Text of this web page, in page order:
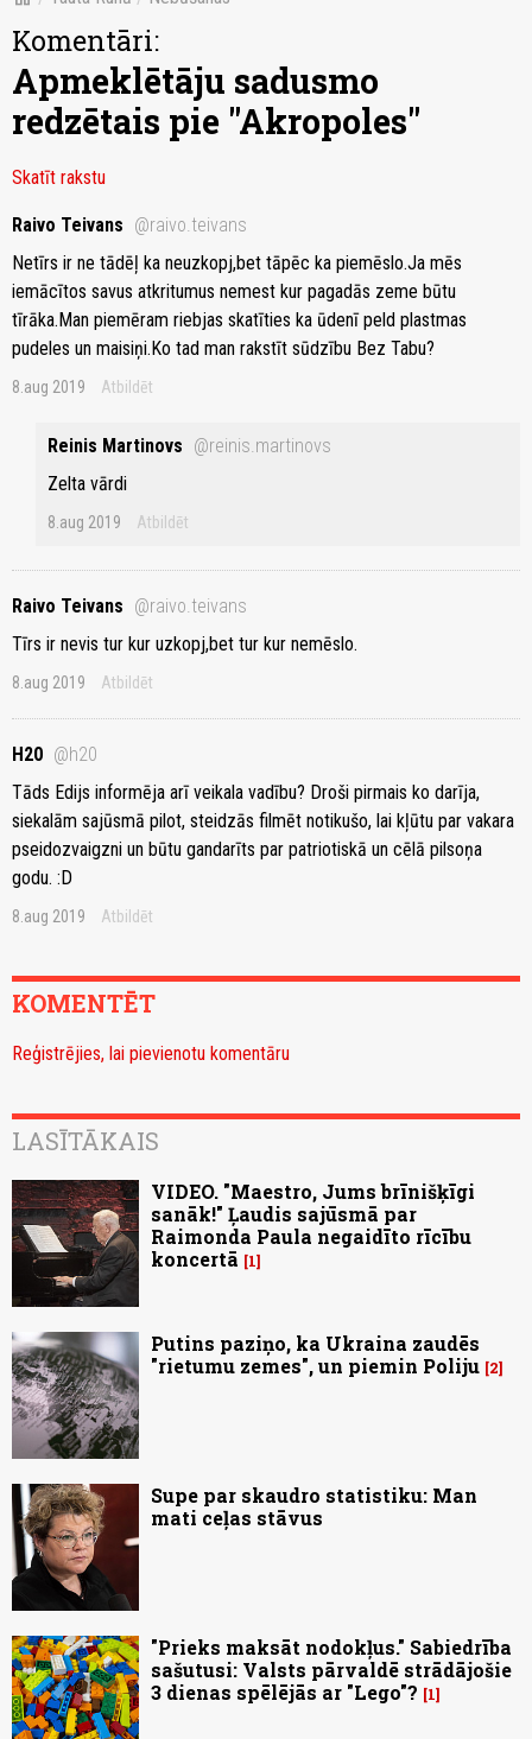
Komentāri:
Apmeklētāju sadusmo
redzētais pie "Akropoles"
Skatīt rakstu
Raivo Teivans @raivo.teivans
Netīrs ir ne tādēļ ka neuzkopj,bet tāpēc ka piemēslo.Ja mēs
iemācītos savus atkritumus nemest kur pagadās zeme būtu
tīrāka.Man piemēram riebjas skatīties ka ūdenī peld plastmas
pudeles un maisiņi.Ko tad man rakstīt sūdzību Bez Tabu?
8.aug 2019 Atbildēt
Reinis Martinovs @reinis.martinovs
Zelta vārdi
8.aug 2019 Atbildēt
Raivo Teivans @raivo.teivans
Tīrs ir nevis tur kur uzkopj,bet tur kur nemēslo.
8.aug 2019 Atbildēt
H20 @h20
Tāds Edijs informēja arī veikala vadību? Droši pirmais ko darīja,
siekalām sajūsmā pilot, steidzās filmēt notikušo, lai kļūtu par vakara
pseidozvaigzni un būtu gandarīts par patriotiskā un cēlā pilsoņa
godu. :D
8.aug 2019 Atbildēt
KOMENTĒT
Reģistrējies, lai pievienotu komentāru
LASĪTĀKAIS
VIDEO. "Maestro, Jums brīnišķīgi
sanāk!" Ļaudis sajūsmā par
Raimonda Paula negaidīto rīcību
koncertā
1
Putins paziņo, ka Ukraina zaudēs
"rietumu zemes", un piemin Poliju 2
Supe par skaudro statistiku: Man
mati ceļas stāvus
"Prieks maksāt nodokļus." Sabiedrība
sašutusi: Valsts pārvaldē strādājošie
3 dienas spēlējās ar "Lego"?
1